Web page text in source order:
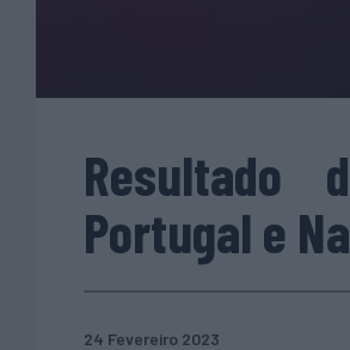
Resultado
Portugal e
24 Fevereiro 2023